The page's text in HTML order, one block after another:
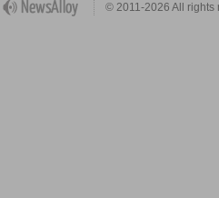
© 2011-2026 All rights